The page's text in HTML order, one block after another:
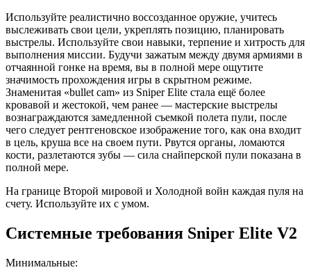
Используйте реалистично воссозданное оружие, учитесь
выслеживать свои цели, укреплять позицию, планировать
выстрелы. Используйте свои навыки, терпение и хитрость для
выполнения миссии. Будучи зажатым между двумя армиями в
отчаянной гонке на время, вы в полной мере ощутите
значимость прохождения игры в скрытном режиме.
Знаменитая «bullet cam» из Sniper Elite стала ещё более
кровавой и жестокой, чем ранее — мастерские выстрелы
вознаграждаются замедленной съемкой полета пули, после
чего следует рентгеновское изображение того, как она входит
в цель, круша все на своем пути. Рвутся органы, ломаются
кости, разлетаются зубы — сила снайперской пули показана в
полной мере.
На границе Второй мировой и Холодной войн каждая пуля на
счету. Используйте их с умом.
Системные требования Sniper Elite V2
Минимальные: